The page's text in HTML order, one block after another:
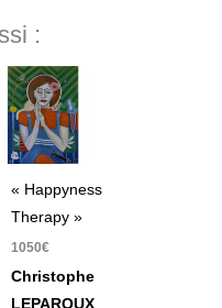
:
« Happyness
Therapy »
1050€
Christophe
LEPAROUX